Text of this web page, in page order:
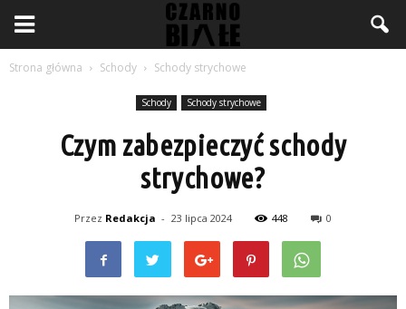
Strona główna Schody Schody strychowe
Schody Schody strychowe
Czym zabezpieczyć schody
strychowe?
Przez Redakcja - 23 lipca 2024 448 0